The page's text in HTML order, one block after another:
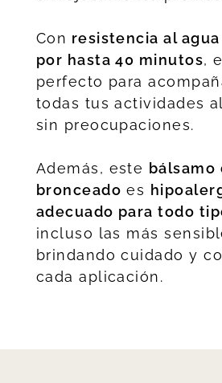
Con resistencia al
por hasta 40 minutos,
perfecto para
todas tus actividades
sin preocupaciones.
Además, este bálsamo
bronceado es
adecuado para todo
incluso las más
brindando cuidado y
cada aplicación.